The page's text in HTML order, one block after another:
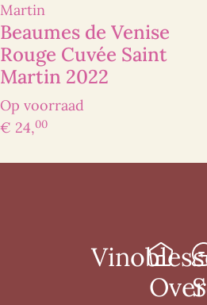
Martin
Beaumes de Venise
Rouge Cuvée Saint
Martin 2022
Op voorraad
€ 24,00
Over